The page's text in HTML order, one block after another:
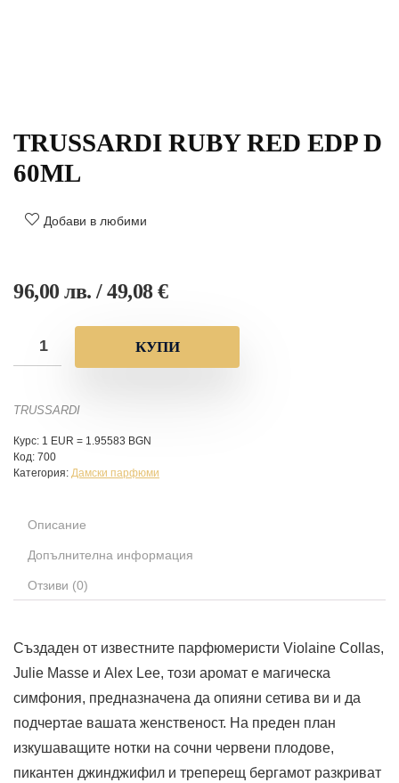
TRUSSARDI RUBY RED EDP D
60ML
Добави в любими
96,00 лв. / 49,08 €
КУПИ
TRUSSARDI
Курс: 1 EUR = 1.95583 BGN
Код: 700
Категория: Дамски парфюми
Описание
Допълнителна информация
Отзиви (0)
Създаден от известните парфюмеристи Violaine Collas,
Julie Masse и Alex Lee, този аромат е магическа
симфония, предназначена да опияни сетива ви и да
подчертае вашата женственост. На преден план
изкушаващите нотки на сочни червени плодове,
пикантен джинджифил и треперещ бергамот разкриват